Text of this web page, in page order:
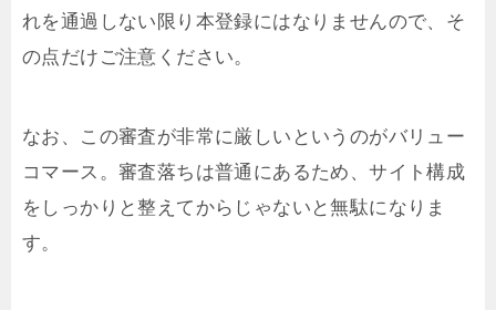
れを通過しない限り本登録にはなりませんので、そ
の点だけご注意ください。
なお、この審査が非常に厳しいというのがバリュー
コマース。審査落ちは普通にあるため、サイト構成
をしっかりと整えてからじゃないと無駄になりま
す。